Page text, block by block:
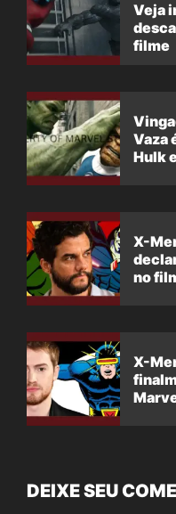
Veja
filme
Vaza
Hulk
X-
no
X-
DEIXE SEU